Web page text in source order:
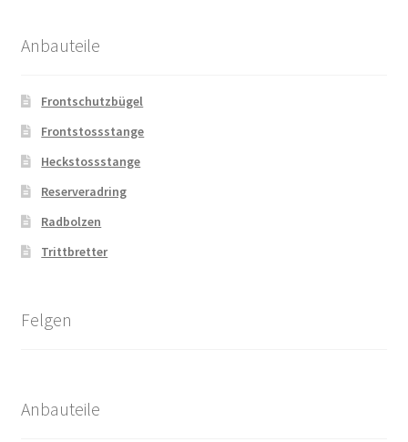
Anbauteile
Frontschutzbügel
Frontstossstange
Heckstossstange
Reserveradring
Radbolzen
Trittbretter
Felgen
Anbauteile